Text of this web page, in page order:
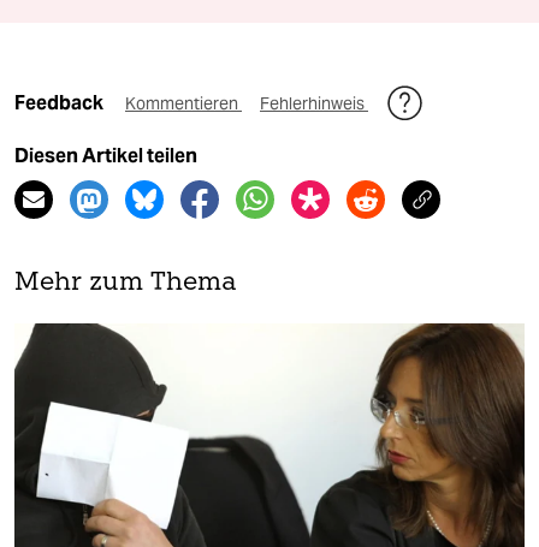
Feedback Kommentieren Fehlerhinweis
Diesen Artikel teilen
Mehr zum Thema